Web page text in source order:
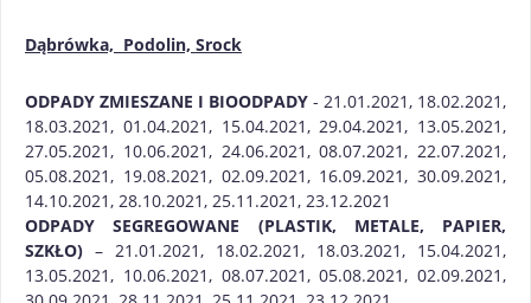
Dąbrówka, Podolin, Srock
ODPADY ZMIESZANE I BIOODPADY - 21.01.2021, 18.02.2021,
18.03.2021, 01.04.2021, 15.04.2021, 29.04.2021, 13.05.2021,
27.05.2021, 10.06.2021, 24.06.2021, 08.07.2021, 22.07.2021,
05.08.2021, 19.08.2021, 02.09.2021, 16.09.2021, 30.09.2021,
14.10.2021, 28.10.2021, 25.11.2021, 23.12.2021
ODPADY SEGREGOWANE (PLASTIK, METALE, PAPIER,
SZKŁO) – 21.01.2021, 18.02.2021, 18.03.2021, 15.04.2021,
13.05.2021, 10.06.2021, 08.07.2021, 05.08.2021, 02.09.2021,